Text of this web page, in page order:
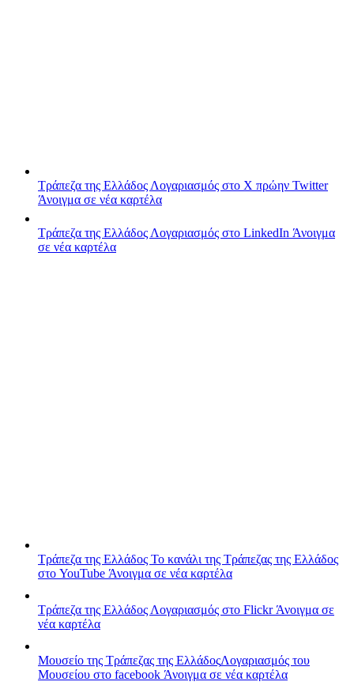
Τράπεζα της Ελλάδος Λογαριασμός στο X πρώην Twitter
Άνοιγμα σε νέα καρτέλα
Τράπεζα της Ελλάδος Λογαριασμός στο LinkedIn Άνοιγμα
σε νέα καρτέλα
Τράπεζα της Ελλάδος Το κανάλι της Τράπεζας της Ελλάδος
στο YouTube Άνοιγμα σε νέα καρτέλα
Τράπεζα της Ελλάδος Λογαριασμός στο FlickrΆνοιγμα σε
νέα καρτέλα
Μουσείο της Τράπεζας της ΕλλάδοςΛογαριασμός του
Μουσείου στο facebook Άνοιγμα σε νέα καρτέλα